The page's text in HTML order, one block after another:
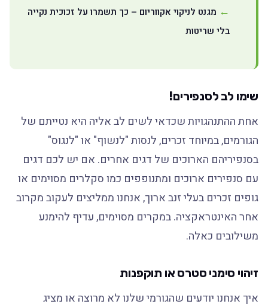
מגנט לניקוי אקווריום – כך תשמרו על זכוכית נקייה
בלי שריטות
שימו לב לסנפירים!
אחת ההתנהגויות שכדאי לשים לב אליה היא נטייתם של
הגורמים, במיוחד זכרים, לנסות "לנשוף" או "לנגוס"
בסנפיריהם הארוכים של דגים אחרים. אם יש לכם דגים
עם סנפירים ארוכים ומתנופפים כמו סקלרים מסוימים או
גופים זכרים בעלי זנב ארוך, אנחנו ממליצים לעקוב מקרוב
אחר האינטראקציה. במקרים מסוימים, עדיף להימנע
משילובים כאלה.
זיהוי סימני סטרס או תוקפנות
איך אנחנו יודעים שהגורמי שלנו לא מרוצה או מציג